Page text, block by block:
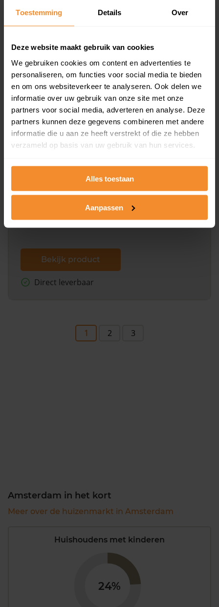
Toestemming Details Over
Deze website maakt gebruik van cookies
We gebruiken cookies om content en advertenties te
personaliseren, om functies voor social media te bieden
en om ons websiteverkeer te analyseren. Ook delen we
informatie over uw gebruik van onze site met onze
partners voor social media, adverteren en analyse. Deze
partners kunnen deze gegevens combineren met andere
informatie die u aan ze heeft verstrekt of die ze hebben
verzameld op basis van uw gebruik van hun services.
Alles toestaan
Aanpassen
Een overzicht van alle verkochte woningen (koopsom
en koopdatum) binnen een postcodegebied. Dit
Bekijk product
Direct leverbaar
Een uitgebreid overzicht van het perceel en
dit inclusief de luchtfoto!
Bekijk product
Direct leverbaar
1 2 3
Amsterdam in het kort
Meer over de huizenmarkt in Amsterdam
Huishoudens met kinderen
24%